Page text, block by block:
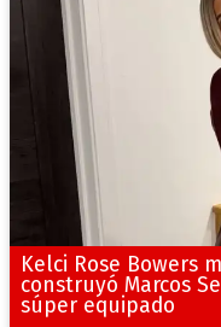
Kelci Rose Bowers
construyó Marcos
súper equipado